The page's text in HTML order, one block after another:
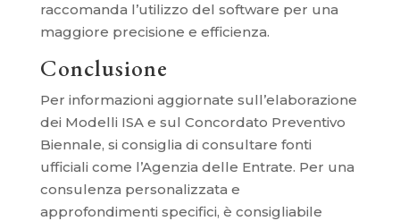
raccomanda l’utilizzo del software per una
maggiore precisione e efficienza.
Conclusione
Per informazioni aggiornate sull’elaborazione
dei Modelli ISA e sul Concordato Preventivo
Biennale, si consiglia di consultare fonti
ufficiali come l’Agenzia delle Entrate. Per una
consulenza personalizzata e
approfondimenti specifici, è consigliabile